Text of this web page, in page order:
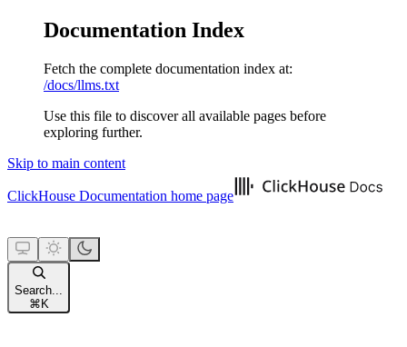
Documentation Index
Fetch the complete documentation index at:
/docs/llms.txt
Use this file to discover all available pages before
exploring further.
Skip to main content
ClickHouse Documentation home page
Search...
⌘ K